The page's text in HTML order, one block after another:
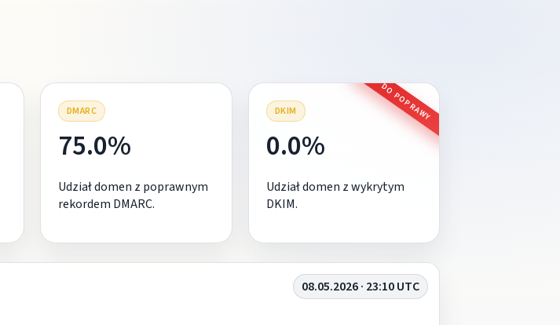
DMARC
75.0%
Udział domen z poprawnym
rekordem DMARC.
DKIM DO POPRAWY
0.0%
Udział domen z wykrytym
DKIM.
08.05.2026 · 23:10 UTC